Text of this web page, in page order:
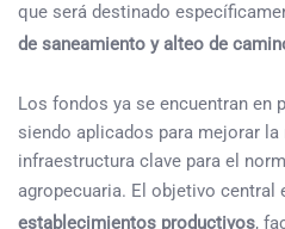
que será destinado
de saneamiento y alteo de
Los fondos ya se encuentran en
siendo aplicados para mejorar la
infraestructura clave para el
agropecuaria. El objetivo central
establecimientos productivos,